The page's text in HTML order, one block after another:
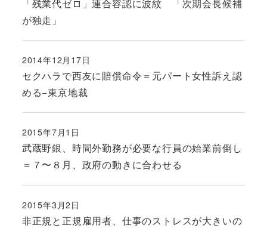
「残業代ゼロ」連合容認に波紋 「次期会長候補
が独走」
セクハラで西友に賠償命令＝元パート女性訴え認
める−東京地裁
投稿日
2014年12月17日
武蔵野銀、時間外勤務が必要な行員の始業前倒し
＝７〜８月、政府の動きに合わせる
投稿日
2015年7月1日
非正規と正規雇用者、仕事のストレスが大きいの
投稿日
2015年3月2日